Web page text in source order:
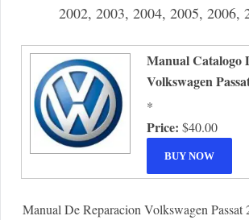
2002, 2003, 2004, 2005, 2006,
Manual Catalogo
Volkswagen
*
Price: $40.00
Manual De Reparacion Volkswagen Passat